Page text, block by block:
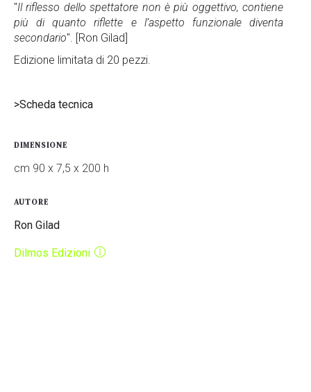
"Il riflesso dello spettatore non è più oggettivo, contiene
più di quanto riflette e l’aspetto funzionale diventa
secondario". [Ron Gilad]
Edizione limitata di 20 pezzi.
>Scheda tecnica
DIMENSIONE
cm 90 x 7,5 x 200 h
AUTORE
Ron Gilad
Dilmos Edizioni